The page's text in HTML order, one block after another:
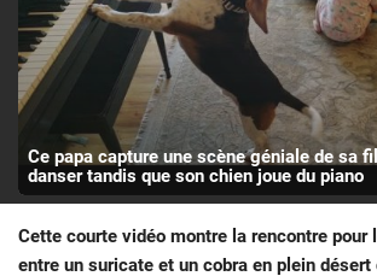
Ce papa capture une scène géniale de sa
danser tandis que son chien joue du piano
Cette courte vidéo montre la rencontre pour
entre un suricate et un cobra en plein désert